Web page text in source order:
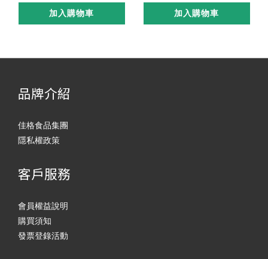
加入購物車 加入購物車
品牌介紹
佳格食品集團
隱私權政策
客戶服務
會員權益說明
購買須知
發票登錄活動